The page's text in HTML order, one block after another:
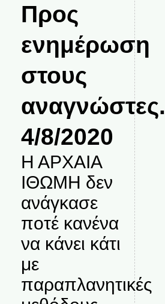
Προς
ενημέρωση
στους
αναγνώστες.
4/8/2020
Η ΑΡΧΑΙΑ
ΙΘΩΜΗ δεν
ανάγκασε
ποτέ κανένα
να κάνει κάτι
με
παραπλανητικές